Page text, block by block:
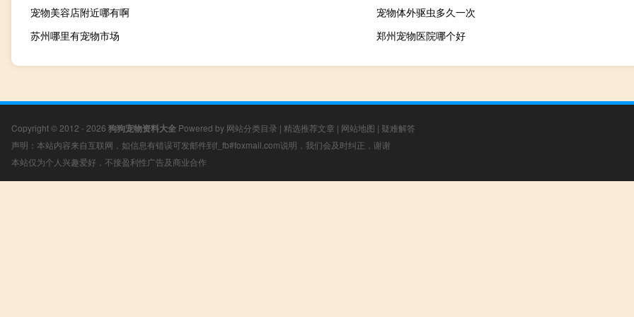
宠物美容店附近哪有啊
宠物体外驱虫多久一次
苏州哪里有宠物市场
郑州宠物医院哪个好
Copyright © 2012 - 2026 狗狗宠物资料大全 Powered by 网站分类目录 | 精选推荐文章 | 网站地图 | 疑难解答
声明：本站内容来自互联网，如信息有错误可发邮件到f_fb#foxmail.com说明，我们会及时纠正，谢谢
本站仅为个人兴趣爱好，不接盈利性广告及商业合作